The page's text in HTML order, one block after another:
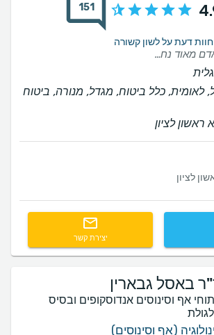
151
קודם כל מדובר באדם מאוד נחמד וסבלני. בנחת הסביר כל דבר. בדק ביסודיות ולבסוף נתן אבחנה שונה משאר הרופאים שהילדה ראתה ולא מיהר לנתח אותה. שילוב נדיר של מקצועיות שיא, חשיבה מעמיקה ויחס אנושי וחם. ממליצים בחום!
לאומית, כלל ביטוח, מגדל, מנורה, ביטוח
ראשון לציון
יצירת קשר
באסל גבארין
אף וסינוסים אנדוסקופים ובסיס
(אף וסינוסים)